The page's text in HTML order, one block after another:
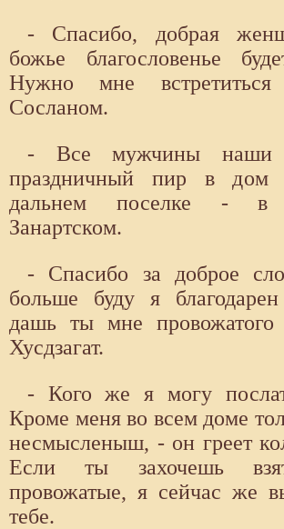
- Спасибо, добрая
божье благословенье
Нужно мне
Сосланом.
- Все мужчины наши
праздничный пир в
дальнем поселке - в
Занартском.
- Спасибо за доброе
больше буду я
дашь ты мне провожатого
Хусдзагат.
- Кого же я могу
Кроме меня во всем доме
несмысленыш, - он греет
Если ты захочешь
провожатые, я сейчас же
тебе.